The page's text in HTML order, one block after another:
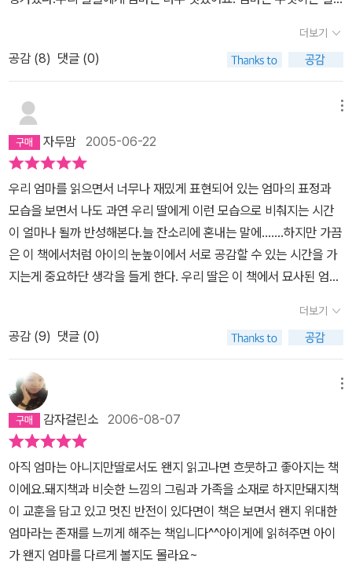
이를 바라볼 때이든 아버지가 아이를 바라볼 때이든, 아이가 사랑스
러우면 가장 즐겁습니다. 아이가 어머니를 마주할 때이든 아이가 아
버지를 부대낄 때이든, 어버이가 사랑스러우면 가장 기쁩니다. 더도
자서 읽다가는 다 함께 읽습니다. 《우리 엄마》는 가장 엄마다우면서
가장 사랑스러운 엄마 삶과 꿈과 넋과 말을 어여삐 들려줍니다. (43
44.8.27.흙.ㅎㄲㅅㄱ)― 우리 엄마 (앤서니 브라운 글·그림,허은미
옮김,웅진주니어 펴냄,2005.3.5./8500원)
수 있다면 행복하지 않을까?언제나 잔소리쟁이 엄마라 듣는 내게 좀
무리일까?
더보기
공감 (8) 댓글 (0)
자두맘 2005-06-22
우리 엄마를 읽으면서 너무나 재밌게 표현되어 있는 엄마의 표정과
모습을 보면서 나도 과연 우리 딸에게 이런 모습으로 비춰지는 시간
이 얼마나 될까 반성해본다.늘 잔소리에 혼내는 말에.......하지만 가끔
은 이 책에서처럼 아이의 눈높이에서 서로 공감할 수 있는 시간을 가
지는게 중요하단 생각을 들게 한다. 우리 딸은 이 책에서 묘사된 엄마
서로 사서 읽어주었더니 두 권을 셋트로 좋아하게 되었다. 두 책 모두
부모로서 아이에게 어떤 모습으로 비춰질지 한 번쯤은 돌이켜보게 하
는 기회를 주는 것 같다. 두 권을 함께 읽으면 더 좋을 것 같다.
더보기
공감 (9) 댓글 (0)
감자걸린소 2006-08-07
아직 엄마는 아니지만딸로서도 왠지 읽고나면 흐뭇하고 좋아지는 책
이에요.돼지책과 비슷한 느낌의 그림과 가족을 소재로 하지만돼지책
이 교훈을 담고 있고 멋진 반전이 있다면이 책은 보면서 왠지 위대한
엄마라는 존재를 느끼게 해주는 책입니다^^아이게에 읽혀주면 아이
가 왠지 엄마를 다르게 볼지도 몰라요~